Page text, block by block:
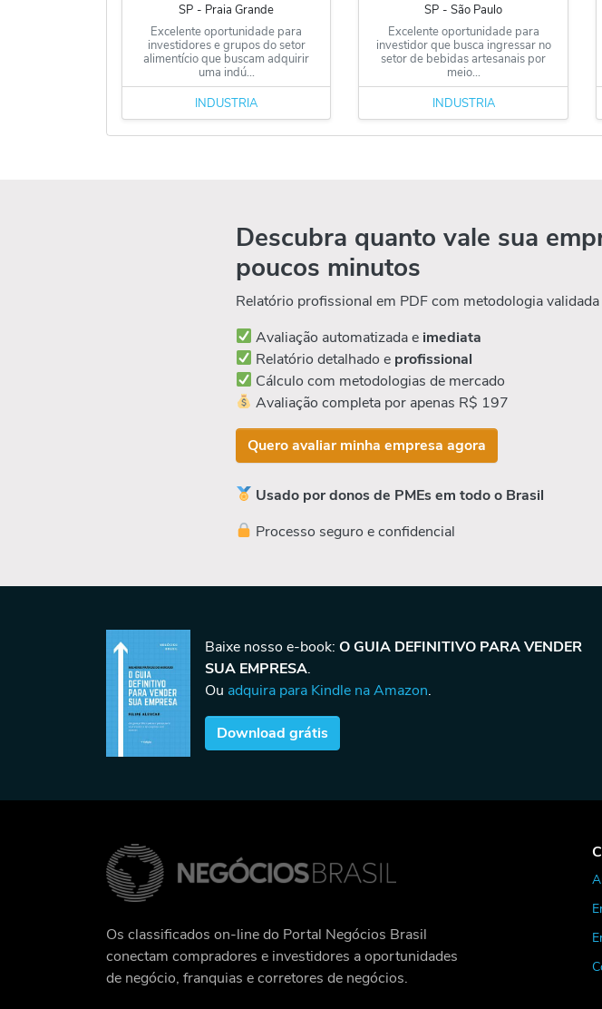
SP ‐ Praia Grande
Excelente oportunidade para
investidores e grupos do setor
alimentício que buscam adquirir
uma indú...
INDÚSTRIA
SP ‐São Paulo
Excelente oportunidade para
investidor que busca ingressar no
setor de bebidas artesanais por
meio...
INDÚSTRIA
Descubra quanto vale sua
poucos minutos
Relatório profissional em PDF com metodologia
Avaliação automatizada e imediata
Relatório detalhado e profissional
Cálculo com metodologias de mercado
Avaliação completa por apenas R$ 197
Quero avaliar minha empresa agora
Usado por donos de PMEs em todo o Brasil
Processo seguro e confidencial
Baixe nosso e-book: O GUIA DEFINITIVO PARA VENDER
SUA EMPRESA.
Ou adquira para Kindle na Amazon.
Download grátis
Os classificados on-line do Portal Negócios Brasil
conectam compradores e investidores a oportunidades
de negócio, franquias e corretores de negócios.